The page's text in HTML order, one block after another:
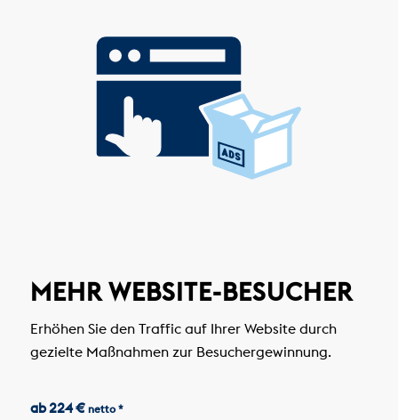
MEHR WEBSITE-BESUCHER
Erhöhen Sie den Traffic auf Ihrer Website durch
gezielte Maßnahmen zur Besuchergewinnung.
ab 224 € netto *